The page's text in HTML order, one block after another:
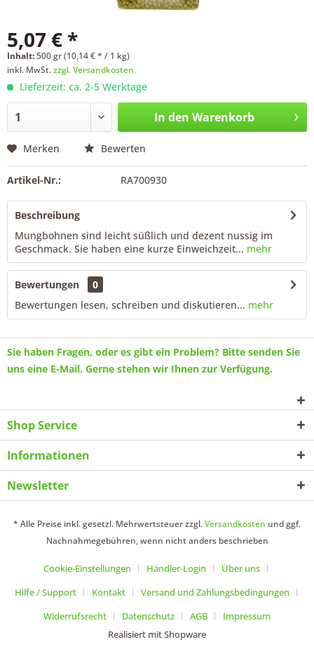
5,07 € *
Inhalt:500 gr (10,14 € * / 1 kg)
inkl. MwSt.zzgl. Versandkosten
Lieferzeit: ca. 2-5 Werktage
In den Warenkorb
Merken Bewerten
Artikel-Nr.: RA700930
Beschreibung
Mungbohnen sind leicht süßlich und dezent nussig im
Geschmack. Sie haben eine kurze Einweichzeit... mehr
Bewertungen
0
Bewertungen lesen, schreiben und diskutieren... mehr
Sie haben Fragen, oder es gibt ein Problem? Bitte senden Sie
uns eine E-Mail. Gerne stehen wir Ihnen zur Verfügung.
Shop Service
Informationen
Newsletter
* Alle Preise inkl. gesetzl. Mehrwertsteuer zzgl.Versandkosten und ggf.
Nachnahmegebühren, wenn nicht anders beschrieben
Cookie-Einstellungen Händler-Login
Über uns
Hilfe / Support
Kontakt
Versand und Zahlungsbedingungen
Widerrufsrecht
Datenschutz AGB
Impressum
Realisiert mit Shopware